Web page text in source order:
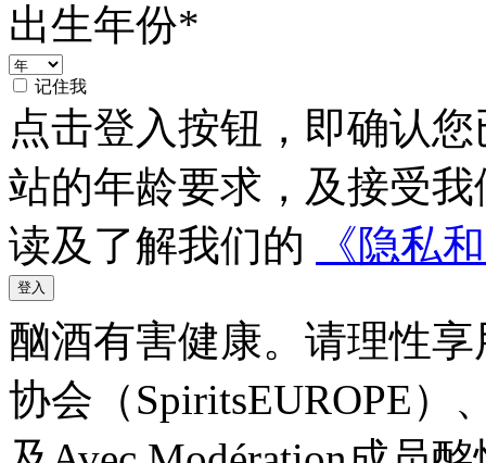
出生年份*
记住我
点击登入按钮，即确认
站的年龄要求，及接受我
读及了解我们的
《隐私
登入
酗酒有害健康。请理性
协会（SpiritsEUROPE）